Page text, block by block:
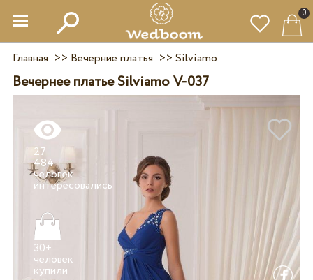
0
Главная >> Вечерние платья >> Silviamo
Вечернее платье Silviamo V-037
27
484
человек
30+
человек